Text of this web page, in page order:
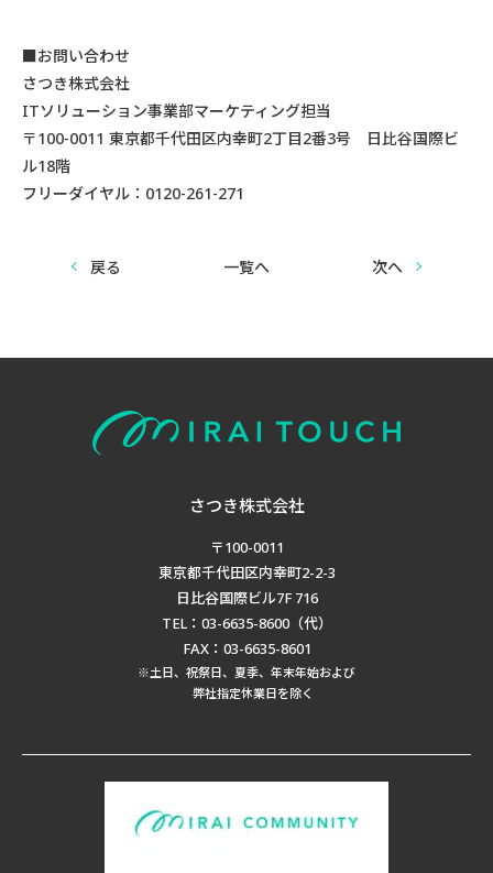
■お問い合わせ
さつき株式会社
ITソリューション事業部マーケティング担当
〒100-0011 東京都千代田区内幸町2丁目2番3号 日比谷国際ビ
ル18階
フリーダイヤル：0120-261-271
戻る 一覧へ 次へ
さつき株式会社
〒100-0011
東京都千代田区内幸町2-2-3
日比谷国際ビル7F 716
TEL：03-6635-8600（代）
FAX：03-6635-8601
※土日、祝祭日、夏季、年末年始および
弊社指定休業日を除く